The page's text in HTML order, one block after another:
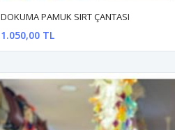
DOKUMA PAMUK SIRT ÇANTASI
1.050,00 TL